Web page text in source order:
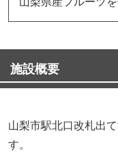
施設概要
山梨市駅北口改札出
す。